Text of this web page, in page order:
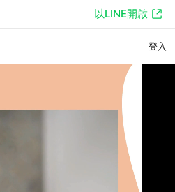
以LINE開啟
登入